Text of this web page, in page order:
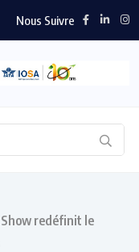
Nous Suivre
redéfinit le